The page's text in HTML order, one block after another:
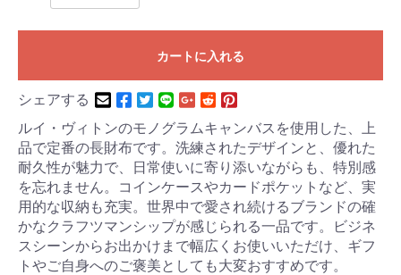
カートに入れる
シェアする
ルイ・ヴィトンのモノグラムキャンバスを使用した、上
品で定番の長財布です。洗練されたデザインと、優れた
耐久性が魅力で、日常使いに寄り添いながらも、特別感
を忘れません。コインケースやカードポケットなど、実
用的な収納も充実。世界中で愛され続けるブランドの確
かなクラフツマンシップが感じられる一品です。ビジネ
スシーンからお出かけまで幅広くお使いいただけ、ギフ
トやご自身へのご褒美としても大変おすすめです。